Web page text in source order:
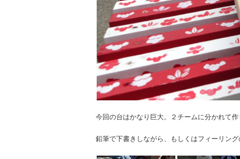
今回の台はかなり巨大。２チームに分かれて作
鉛筆で下書きしながら、もしくはフィーリン